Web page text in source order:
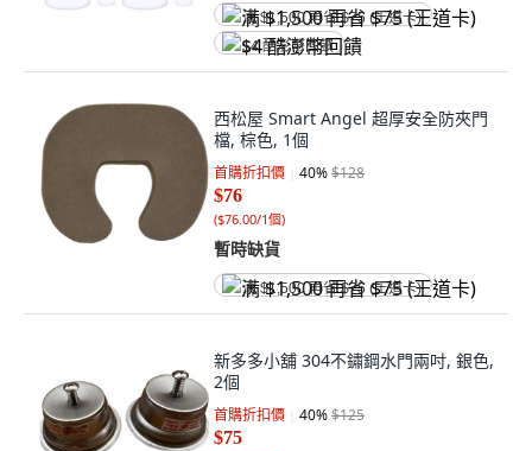
满 $1,500 再省 $75 (王道卡)
$4 酷澎幣回饋
西松屋 Smart Angel 超厚安全防夾門
檔, 棕色, 1個
首購折扣價 40%$128
$76
($76.00/1個)
暫時缺貨
满 $1,500 再省 $75 (王道卡)
新多多小舖 304不鏽鋼水門兩吋, 銀色,
2個
首購折扣價 40%$125
$75